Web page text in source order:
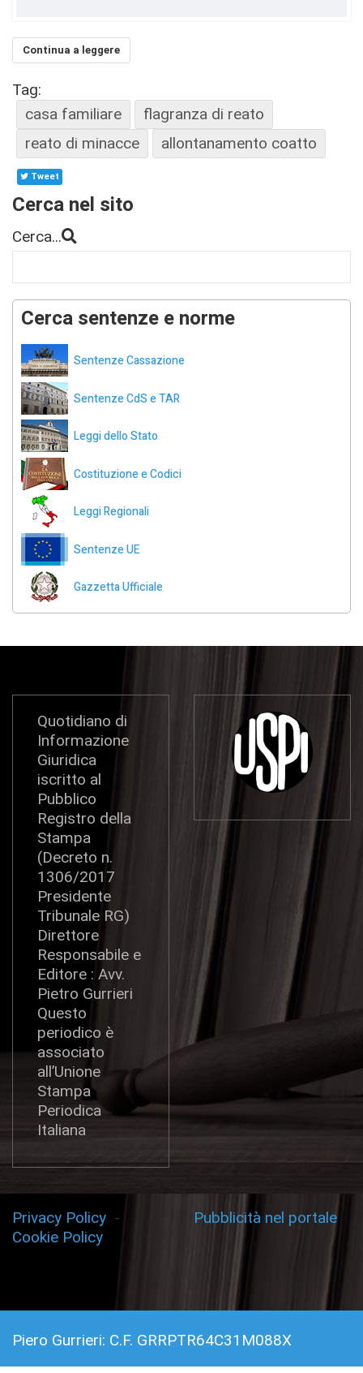
Continua a leggere
Tag:
casa familiare
flagranza di reato
reato di minacce
allontanamento coatto
Tweet
Cerca nel sito
Cerca...
Cerca sentenze e norme
Sentenze Cassazione
Sentenze CdS e TAR
Leggi dello Stato
Costituzione e Codici
Leggi Regionali
Sentenze UE
Gazzetta Ufficiale
Quotidiano di
Informazione
Giuridica
iscritto al
Pubblico
Registro della
Stampa
(Decreto n.
1306/2017
Presidente
Tribunale RG)
Direttore
Responsabile e
Editore : Avv.
Pietro Gurrieri
Questo
periodico è
associato
all’Unione
Stampa
Periodica
Italiana
Privacy Policy -
Cookie Policy
Pubblicità nel portale
Piero Gurrieri: C.F. GRRPTR64C31M088X